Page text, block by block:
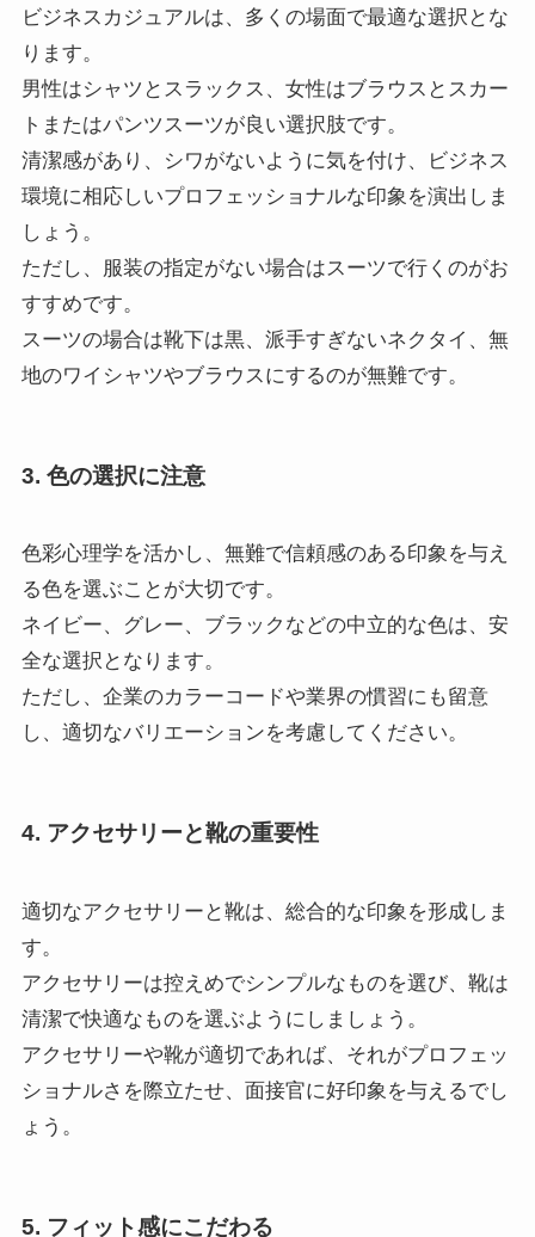
ビジネスカジュアルは、多くの場面で最適な選択とな
ります。
男性はシャツとスラックス、女性はブラウスとスカー
トまたはパンツスーツが良い選択肢です。
清潔感があり、シワがないように気を付け、ビジネス
環境に相応しいプロフェッショナルな印象を演出しま
しょう。
ただし、服装の指定がない場合はスーツで行くのがお
すすめです。
スーツの場合は靴下は黒、派手すぎないネクタイ、無
地のワイシャツやブラウスにするのが無難です。
3. 色の選択に注意
色彩心理学を活かし、無難で信頼感のある印象を与え
る色を選ぶことが大切です。
ネイビー、グレー、ブラックなどの中立的な色は、安
全な選択となります。
ただし、企業のカラーコードや業界の慣習にも留意
し、適切なバリエーションを考慮してください。
4. アクセサリーと靴の重要性
適切なアクセサリーと靴は、総合的な印象を形成しま
す。
アクセサリーは控えめでシンプルなものを選び、靴は
清潔で快適なものを選ぶようにしましょう。
アクセサリーや靴が適切であれば、それがプロフェッ
ショナルさを際立たせ、面接官に好印象を与えるでし
ょう。
5. フィット感にこだわる